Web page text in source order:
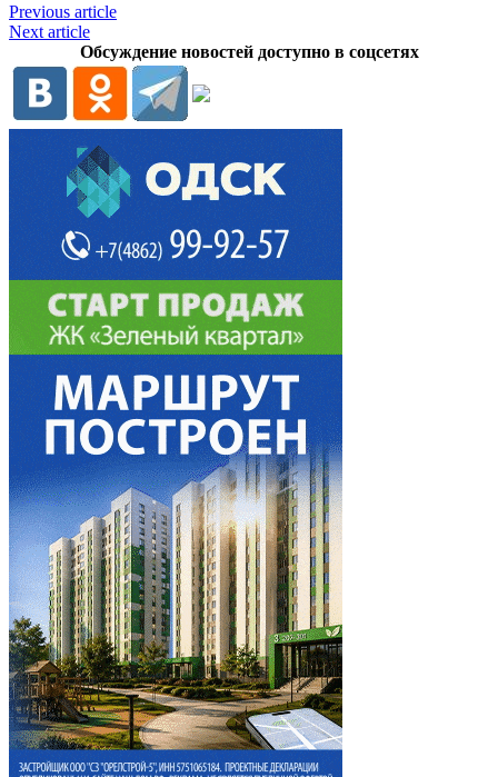
Previous article
Next article
Обсуждение новостей доступно в соцсетях